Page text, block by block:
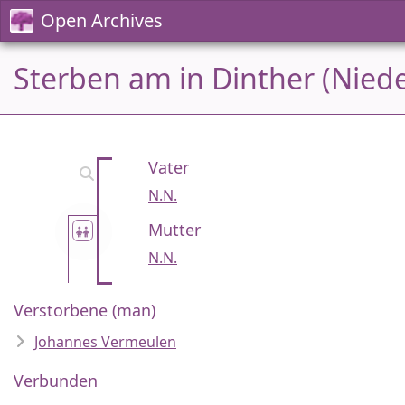
Open Archives
Sterben am in Dinther
Vater
N.N.
Mutter
N.N.
Verstorbene (man)
Johannes Vermeulen
Verbunden